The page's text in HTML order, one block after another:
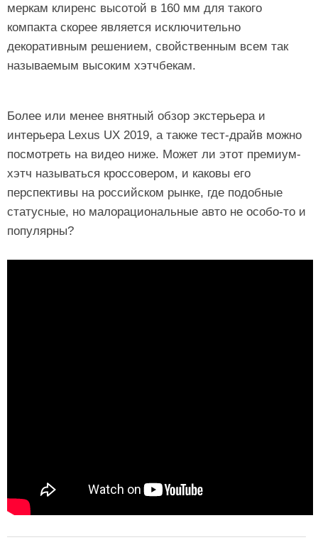
меркам клиренс высотой в 160 мм для такого
компакта скорее является исключительно
декоративным решением, свойственным всем так
называемым высоким хэтчбекам.
Более или менее внятный обзор экстерьера и
интерьера Lexus UX 2019, а также тест-драйв можно
посмотреть на видео ниже. Может ли этот премиум-
хэтч называться кроссовером, и каковы его
перспективы на российском рынке, где подобные
статусные, но малорациональные авто не особо-то и
популярны?